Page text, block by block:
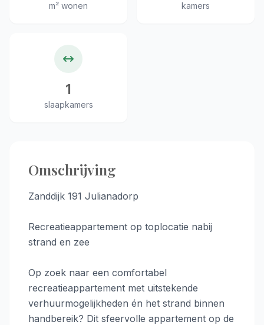
m² wonen kamers
1
slaapkamers
Omschrijving
Zanddijk 191 Julianadorp
Recreatieappartement op toplocatie nabij
strand en zee
Op zoek naar een comfortabel
recreatieappartement met uitstekende
verhuurmogelijkheden én het strand binnen
handbereik? Dit sfeervolle appartement op de